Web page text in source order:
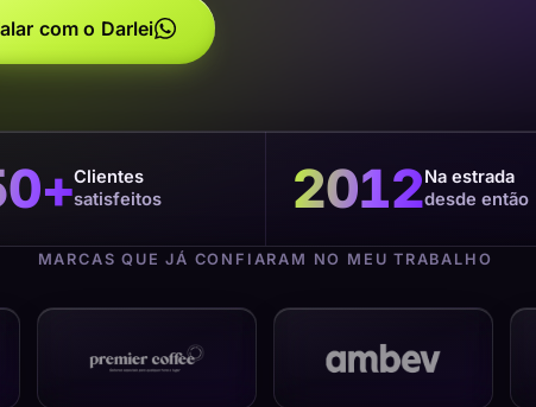
com o Darlei
+Clientes
satisfeitos
2012Na estrada
desde então
MARCAS QUE JÁ CONFIARAM NO MEU TRABALHO